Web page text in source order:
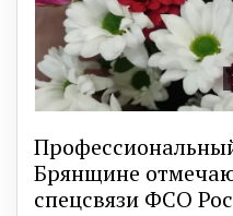
Брянщине
спецсвязи ФСО